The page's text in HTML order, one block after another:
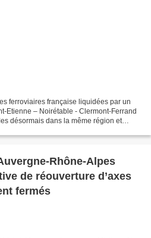
ferroviaires française liquidées par un
Etienne – Noirétable - Clermont-Ferrand
désormais dans la même région et
Rhône-Alpes
de réouverture d’axes
fermés